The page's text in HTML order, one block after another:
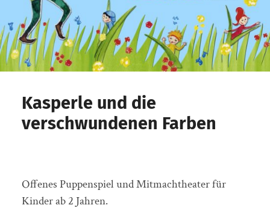
Kasperle und die
verschwundenen Farben
Offenes Puppenspiel und Mitmachtheater für
Kinder ab 2 Jahren.